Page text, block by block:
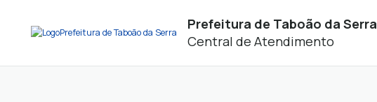
Prefeitura de Taboão da Serra
Central de Atendimento